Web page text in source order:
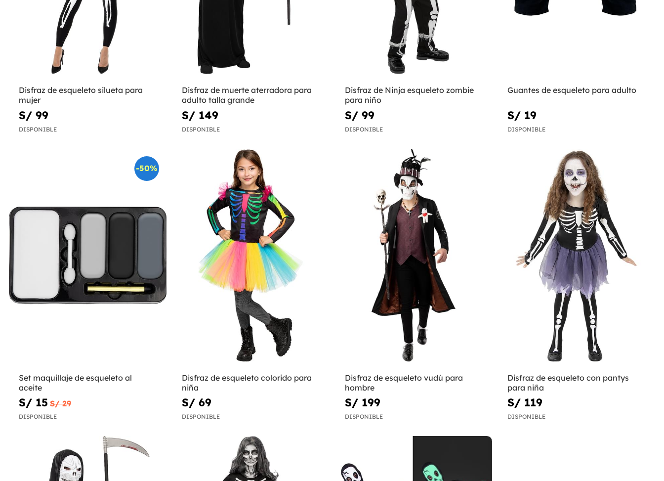
Disfraz de esqueleto silueta para
mujer
S/ 99
DISPONIBLE
Disfraz de muerte aterradora para
adulto talla grande
S/ 149
DISPONIBLE
Disfraz de Ninja esqueleto zombie
para niño
S/ 99
DISPONIBLE
Guantes de esqueleto para adulto
S/ 19
DISPONIBLE
-50%
Set maquillaje de esqueleto al
aceite
S/ 15 S/ 29
DISPONIBLE
Disfraz de esqueleto colorido para
niña
S/ 69
DISPONIBLE
Disfraz de esqueleto vudú para
hombre
S/ 199
DISPONIBLE
Disfraz de esqueleto con pantys
para niña
S/ 119
DISPONIBLE